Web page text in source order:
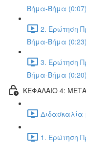
Βήμα-Βήμα (0:07)
2. Ερώτηση
Βήμα-Βήμα (0:23)
3. Ερώτηση
Βήμα-Βήμα (0:20)
ΚΕΦΑΛΑΙΟ 4:
Διδασκαλία
1. Ερώτηση